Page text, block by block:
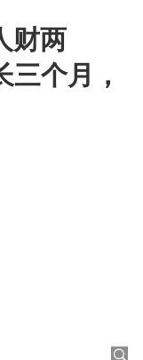
财两
三个月，